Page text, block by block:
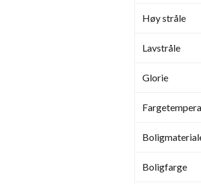
Høy stråle
Lavstråle
Glorie
Boligfarge